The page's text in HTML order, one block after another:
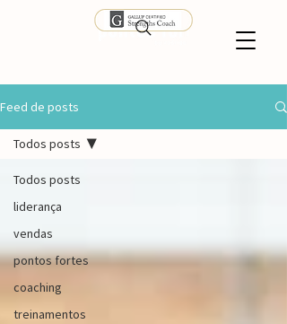
Feed de posts
Todos posts
liderança
vendas
pontos fortes
coaching
treinamentos
Todos posts